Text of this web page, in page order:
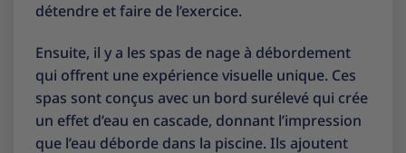
détendre et faire de l’exercice.
Ensuite, il y a les spas de nage à débordement
qui offrent une expérience visuelle unique. Ces
spas sont conçus avec un bord surélevé qui crée
un effet d’eau en cascade, donnant l’impression
que l’eau déborde dans la piscine. Ils ajoutent